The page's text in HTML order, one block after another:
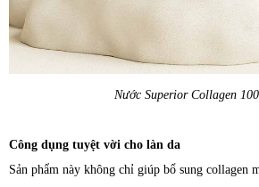
Nước Superior Collagen
Công dụng tuyệt vời cho làn da
Sản phẩm này không chỉ giúp bổ sung collagen